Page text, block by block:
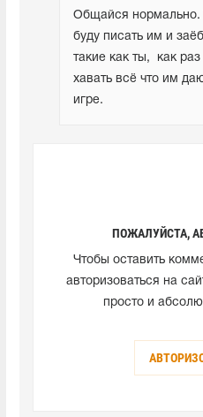
Общайся нормально.
буду писать им и
такие как ты,  как
хавать всё что им
игре.
ПОЖАЛУЙСТА,
Чтобы оставить
авторизоваться на
просто и